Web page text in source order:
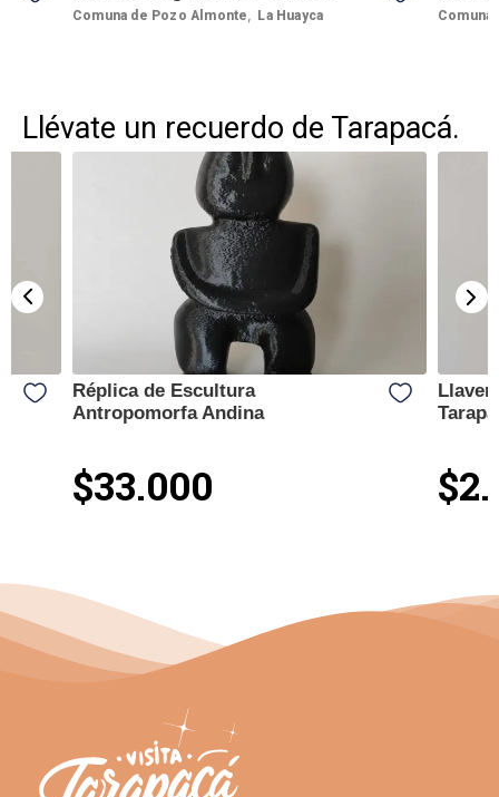
Comuna de Pozo Almonte, La Huayca Comuna
Llévate un recuerdo de Tarapacá.
Réplica de Escultura
Antropomorfa Andina
$33.000